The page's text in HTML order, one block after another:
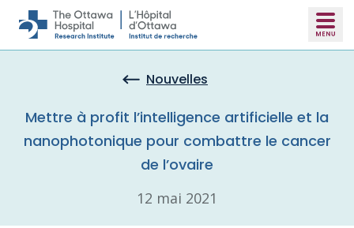
Skip to main content
Nouvelles
Mettre à profit l’intelligence artificielle et la
nanophotonique pour combattre le cancer
de l’ovaire
12 mai 2021